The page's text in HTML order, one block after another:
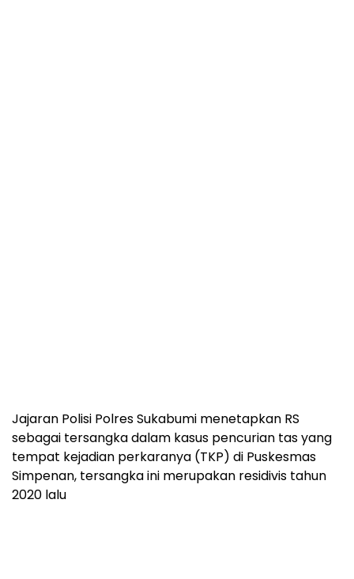
Jajaran Polisi Polres Sukabumi menetapkan RS
sebagai tersangka dalam kasus pencurian tas yang
tempat kejadian perkaranya (TKP) di Puskesmas
Simpenan, tersangka ini merupakan residivis tahun
2020 lalu